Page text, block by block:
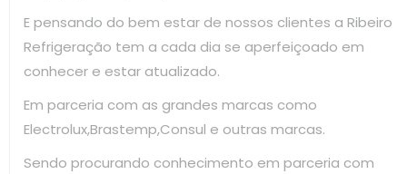
E pensando do bem estar de nossos clientes a Ribeiro
Refrigeração tem a cada dia se aperfeiçoado em
conhecer e estar atualizado.
Em parceria com as grandes marcas como
Electrolux,Brastemp,Consul e outras marcas.
Sendo procurando conhecimento em parceria com